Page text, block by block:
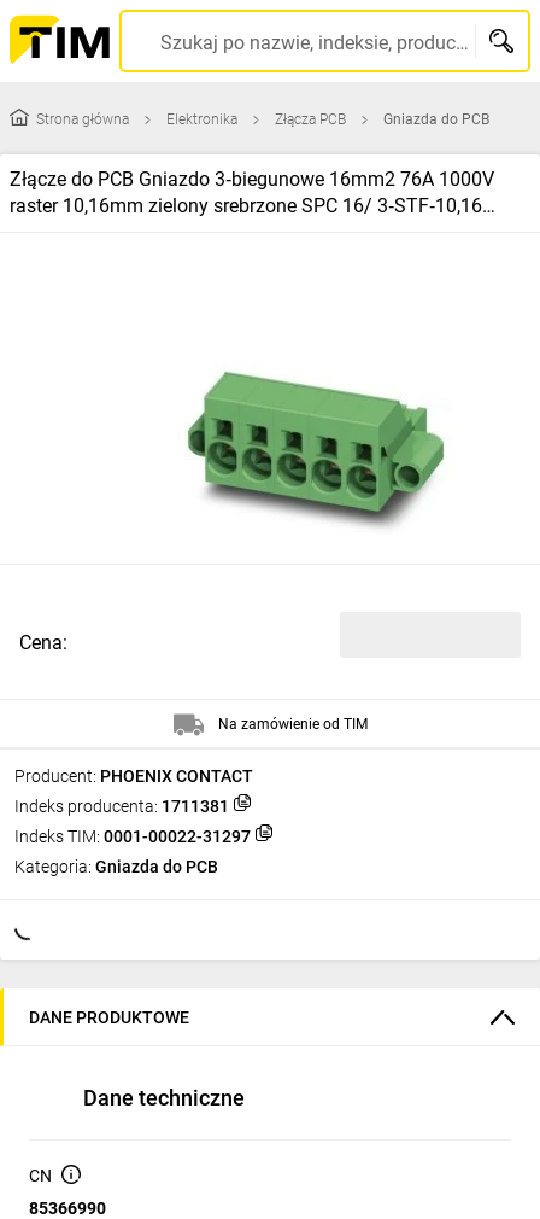
Szukaj po nazwie, indeksie, producencie, kodzie kreskowym...
Strona główna Elektronika Złącza PCB Gniazda do PCB
Złącze do PCB Gniazdo 3‑biegunowe 16mm2 76A 1000V
raster 10,16mm zielony srebrzone SPC 16/ 3‑STF‑10,16
Producent: PHOENIX CONTACT
Indeks producenta: 1711381
Indeks TIM: 0001-00022-31297
Kategoria: Gniazda do PCB
Cena:
Na zamówienie od TIM
DANE PRODUKTOWE
Dane techniczne
CN
85366990